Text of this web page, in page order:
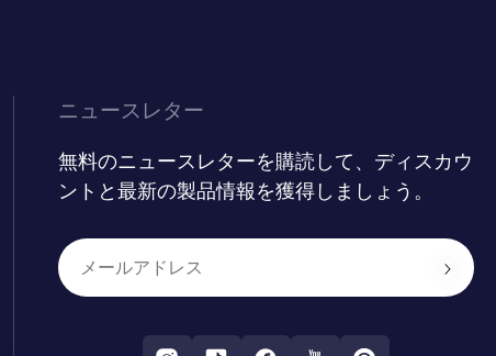
ニュースレター
無料のニュースレターを購読して、ディスカウ
ントと最新の製品情報を獲得しましょう。